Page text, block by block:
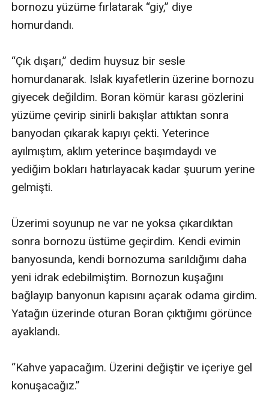
bornozu yüzüme fırlatarak “giy,” diye
homurdandı.
“Çık dışarı,” dedim huysuz bir sesle
homurdanarak. Islak kıyafetlerin üzerine bornozu
giyecek değildim. Boran kömür karası gözlerini
yüzüme çevirip sinirli bakışlar attıktan sonra
banyodan çıkarak kapıyı çekti. Yeterince
ayılmıştım, aklım yeterince başımdaydı ve
yediğim bokları hatırlayacak kadar şuurum yerine
gelmişti.
Üzerimi soyunup ne var ne yoksa çıkardıktan
sonra bornozu üstüme geçirdim. Kendi evimin
banyosunda, kendi bornozuma sarıldığımı daha
yeni idrak edebilmiştim. Bornozun kuşağını
bağlayıp banyonun kapısını açarak odama girdim.
Yatağın üzerinde oturan Boran çıktığımı görünce
ayaklandı.
“Kahve yapacağım. Üzerini değiştir ve içeriye gel
konuşacağız.”